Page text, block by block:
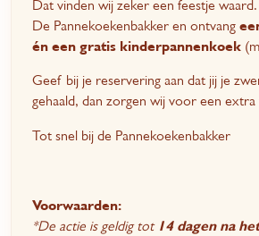
Dat vinden wij zeker een feestje
De Pannekoekenbakker en ontvang
én een gratis kinderpannenkoek
Geef bij je reservering aan dat jij je
gehaald, dan zorgen wij voor een extra
Tot snel bij de Pannekoekenbakker
Voorwaarden:
*De actie is geldig tot 14 dagen na